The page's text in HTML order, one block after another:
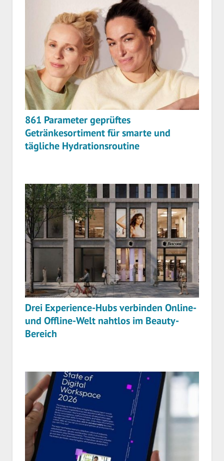
861 Parameter geprüftes
Getränkesortiment für smarte und
tägliche Hydrationsroutine
Drei Experience-Hubs verbinden Online-
und Offline-Welt nahtlos im Beauty-
Bereich